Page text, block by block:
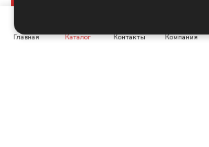
Главная Каталог Контакты Компания